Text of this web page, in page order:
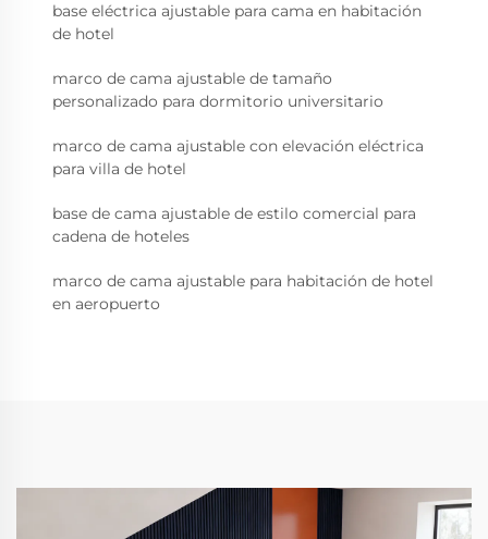
base eléctrica ajustable para cama en habitación
de hotel
marco de cama ajustable de tamaño
personalizado para dormitorio universitario
marco de cama ajustable con elevación eléctrica
para villa de hotel
base de cama ajustable de estilo comercial para
cadena de hoteles
marco de cama ajustable para habitación de hotel
en aeropuerto